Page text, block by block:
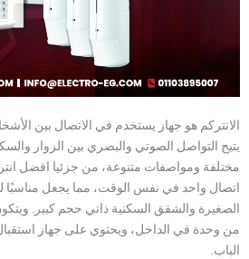
الانتركم هو جهاز يستخدم في الاتصال بين
يتيح التواصل الصوتي والبصري بين الزوار
مختلفة ومواصفات متنوعة، من جزئيا افضل
اتصال واحد في نفس الوقت، مما يجعل مناسبًا
الصغيرة والشقق السكنية ذاتي حجم كبير.
من وحدة في الداخل، ويحتوي على جهاز
الباب.